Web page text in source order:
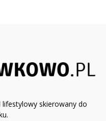
skierowany do